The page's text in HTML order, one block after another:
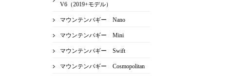
V6（2019+モデル）
マウンテンバギー Nano
マウンテンバギー Mini
マウンテンバギー Swift
マウンテンバギー Cosmopolitan